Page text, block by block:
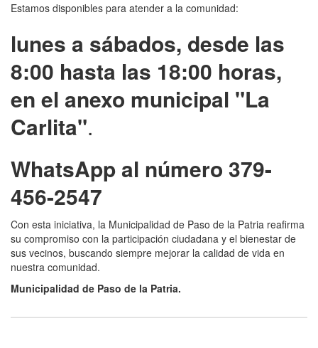
Estamos disponibles para atender a la comunidad:
lunes a sábados, desde las
8:00 hasta las 18:00 horas,
en el anexo municipal "La
Carlita".
WhatsApp al número 379-
456-2547
Con esta iniciativa, la Municipalidad de Paso de la Patria reafirma
su compromiso con la participación ciudadana y el bienestar de
sus vecinos, buscando siempre mejorar la calidad de vida en
nuestra comunidad.
Municipalidad de Paso de la Patria.